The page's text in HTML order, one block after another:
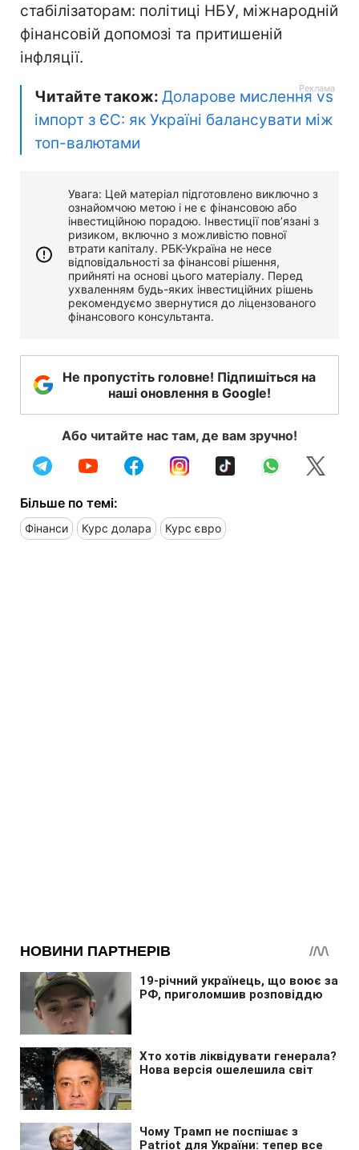
стабілізаторам: політиці НБУ, міжнародній
фінансовій допомозі та притишеній
інфляції.
Читайте також: Доларове мислення vs
імпорт з ЄС: як Україні балансувати між
топ-валютами
Увага: Цей матеріал підготовлено виключно з
ознайомчою метою і не є фінансовою або
інвестиційною порадою. Інвестиції пов’язані з
ризиком, включно з можливістю повної
втрати капіталу. РБК-Україна не несе
відповідальності за фінансові рішення,
прийняті на основі цього матеріалу. Перед
ухваленням будь-яких інвестиційних рішень
рекомендуємо звернутися до ліцензованого
фінансового консультанта.
Не пропустіть головне! Підпишіться на
наші оновлення в Google!
Або читайте нас там, де вам зручно!
Більше по темі:
Фінанси Курс долара Курс євро